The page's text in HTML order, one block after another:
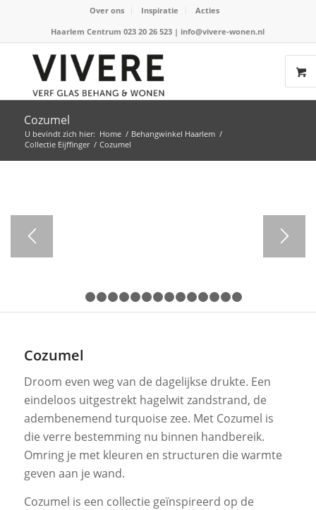
Over ons Inspiratie
Acties
Haarlem Centrum 023 20 26 523 | info@vivere-wonen.nl
Cozumel
U bevindt zich hier: Home / Behangwinkel Haarlem /
Collectie Eijffinger / Cozumel
1 2 3 4 5 6 7 8 9
Cozumel
Droom even weg van de dagelijkse drukte. Een
eindeloos uitgestrekt hagelwit zandstrand, de
adembenemend turquoise zee. Met Cozumel is
die verre bestemming nu binnen handbereik.
Omring je met kleuren en structuren die warmte
geven aan je wand.
Cozumel is een collectie geïnspireerd op de